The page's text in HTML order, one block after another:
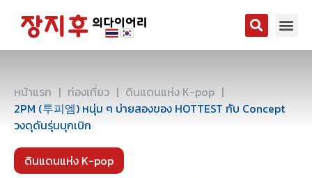
หน้าแรก | ท่องเที่ยว | ดินแดนแห่ง K-pop |
2PM (투피엠) หนุ่ม ๆ บ่ายสองของ HOTTEST กับ Concept
วงดุดันรุ่นบุกเบิก
ดินแดนแห่ง K-pop